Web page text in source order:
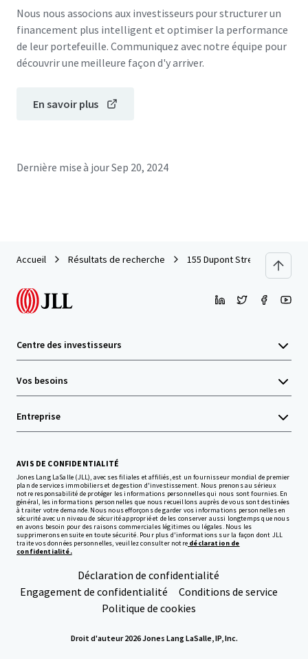
Nous nous associons aux investisseurs pour structurer un
financement plus intelligent et optimiser la performance
de leur portefeuille. Communiquez avec notre équipe pour
découvrir une meilleure façon d'y arriver.
En savoir plus
Dernière mise à jourSep 20, 2024
Accueil Résultats de recherche 155 Dupont Street
Centre des investisseurs
Vos besoins
Entreprise
AVIS DE CONFIDENTIALITÉ
Jones Lang LaSalle (JLL), avec ses filiales et affiliés, est un fournisseur mondial de premier
plan de services immobiliers et de gestion d'investissement. Nous prenons au sérieux
notre responsabilité de protéger les informations personnelles qui nous sont fournies. En
général, les informations personnelles que nous recueillons auprès de vous sont destinées
à traiter votre demande. Nous nous efforçons de garder vos informations personnelles en
sécurité avec un niveau de sécurité approprié et de les conserver aussi longtemps que nous
en avons besoin pour des raisons commerciales légitimes ou légales. Nous les
supprimerons ensuite en toute sécurité. Pour plus d'informations sur la façon dont JLL
traite vos données personnelles, veuillez consulter notredéclaration de
confidentialité.
Déclaration de confidentialité
Engagement de confidentialité
Conditions de service
Politique de cookies
Droit d'auteur 2026 Jones Lang LaSalle, IP, Inc.